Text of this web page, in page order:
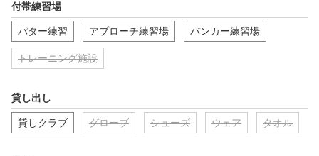
付帯練習場
パター練習 アプローチ練習場 バンカー練習場
トレーニング施設
貸し出し
貸しクラブ グローブ シューズ ウェア タオル